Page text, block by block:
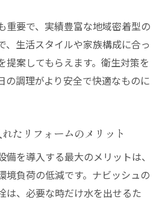
重要で、実績豊富な地域密着型の
、生活スタイルや家族構成に合っ
提案してもらえます。衛生対策を
の調理がより安全で快適なものに
たリフォームのメリット
備を導入する最大のメリットは、
境負荷の低減です。ナビッシュの
は、必要な時だけ水を出せるた